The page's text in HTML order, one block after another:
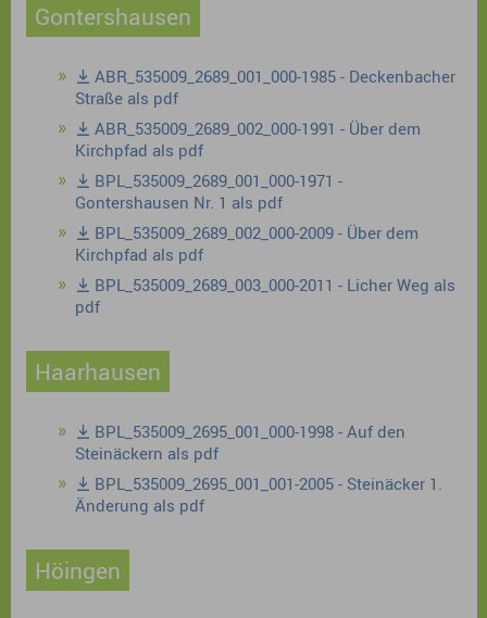
Gontershausen
ABR_535009_2689_001_000-1985 - Deckenbacher
Straße als pdf
ABR_535009_2689_002_000-1991 - Über dem
Kirchpfad als pdf
BPL_535009_2689_001_000-1971 -
Gontershausen Nr. 1 als pdf
BPL_535009_2689_002_000-2009 - Über dem
Kirchpfad als pdf
BPL_535009_2689_003_000-2011 - Licher Weg als
pdf
Haarhausen
BPL_535009_2695_001_000-1998 - Auf den
Steinäckern als pdf
BPL_535009_2695_001_001-2005 - Steinäcker 1.
Änderung als pdf
Höingen